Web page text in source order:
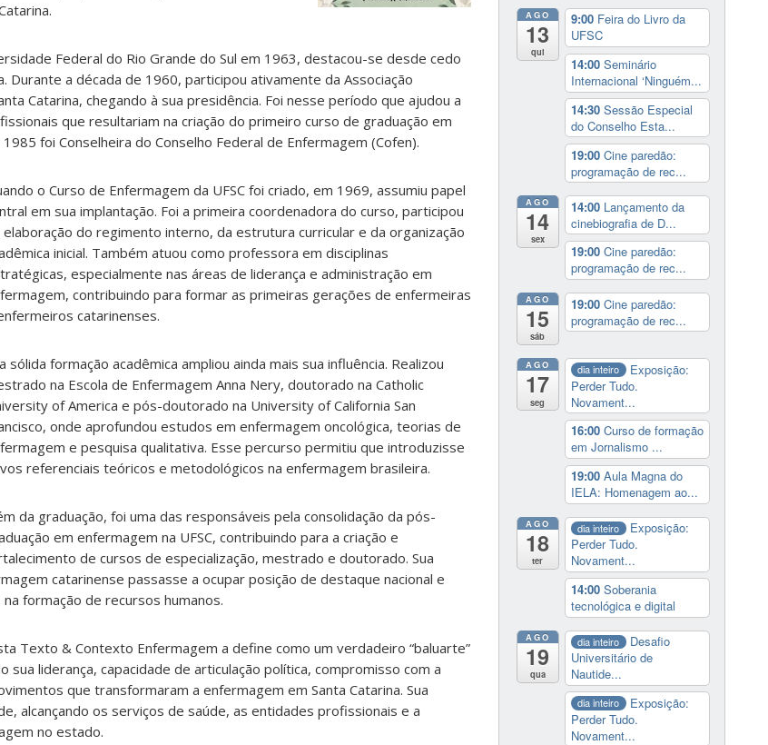
Federal do Rio Grande do Sul em 1963, destacou-se desde cedo
Durante a década de 1960, participou ativamente da Associação
Catarina, chegando à sua presidência. Foi nesse período que ajudou a
que resultariam na criação do primeiro curso de graduação em
foi Conselheira do Conselho Federal de Enfermagem (Cofen).
o Curso de Enfermagem da UFSC foi criado, em 1969, assumiu papel
em sua implantação. Foi a primeira coordenadora do curso, participou
elaboração do regimento interno, da estrutura curricular e da organização
inicial. Também atuou como professora em disciplinas
especialmente nas áreas de liderança e administração em
contribuindo para formar as primeiras gerações de enfermeiras
catarinenses.
sólida formação acadêmica ampliou ainda mais sua influência. Realizou
na Escola de Enfermagem Anna Nery, doutorado na Catholic
of America e pós-doutorado na University of California San
onde aprofundou estudos em enfermagem oncológica, teorias de
e pesquisa qualitativa. Esse percurso permitiu que introduzisse
referenciais teóricos e metodológicos na enfermagem brasileira.
da graduação, foi uma das responsáveis pela consolidação da pós-
em enfermagem na UFSC, contribuindo para a criação e
de cursos de especialização, mestrado e doutorado. Sua
catarinense passasse a ocupar posição de destaque nacional e
formação de recursos humanos.
Texto & Contexto Enfermagem a define como um verdadeiro “baluarte”
sua liderança, capacidade de articulação política, compromisso com a
que transformaram a enfermagem em Santa Catarina. Sua
alcançando os serviços de saúde, as entidades profissionais e a
no estado.
AGO
13
qui
9:00 Feira do Livro da
UFSC
14:00 Seminário
Internacional ‘Ninguém...
14:30 Sessão Especial
do Conselho Esta...
19:00 Cine paredão:
programação de rec...
AGO
14
sex
14:00 Lançamento da
cinebiografia de D...
19:00 Cine paredão:
programação de rec...
AGO
15
sáb
19:00 Cine paredão:
programação de rec...
AGO
17
seg
dia inteiro
Exposição:
Perder Tudo.
Novament...
16:00 Curso de formação
em Jornalismo ...
19:00 Aula Magna do
IELA: Homenagem ao...
AGO
18
ter
dia inteiro
Exposição:
Perder Tudo.
Novament...
14:00 Soberania
tecnológica e digital
AGO
19
qua
dia inteiro
Desafio
Universitário de
Nautide...
dia inteiro
Exposição:
Perder Tudo.
Novament...